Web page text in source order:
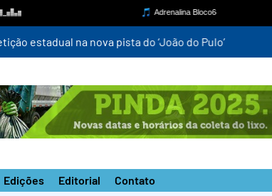
estadual na nova pista do ‘João do Pulo’
Edições Editorial Contato